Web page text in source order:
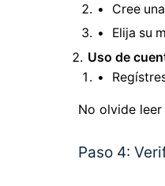
Cree
Elija su
Uso de
No olvide
Paso 4: